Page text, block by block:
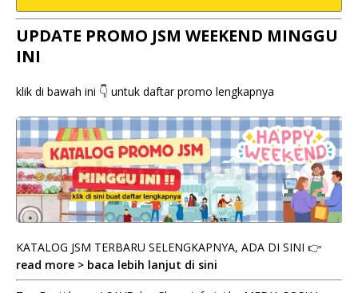
UPDATE PROMO JSM WEEKEND MINGGU
INI
klik di bawah ini 👇 untuk daftar promo lengkapnya
KATALOG JSM TERBARU SELENGKAPNYA, ADA DI SINI 👉
read more > baca lebih lanjut di sini